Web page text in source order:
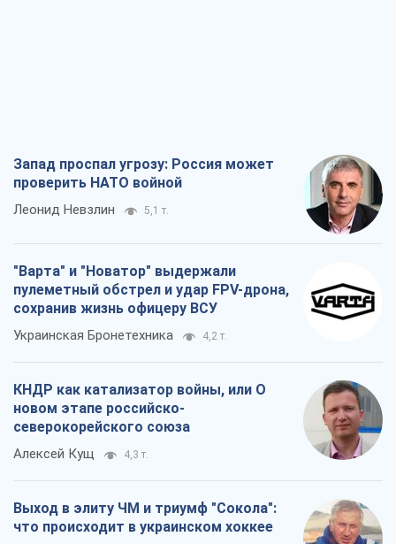
Запад проспал угрозу: Россия может
проверить НАТО войной
Леонид Невзлин 5,1 т.
"Варта" и "Новатор" выдержали
пулеметный обстрел и удар FPV-дрона,
сохранив жизнь офицеру ВСУ
Украинская Бронетехника 4,2 т.
КНДР как катализатор войны, или О
новом этапе российско-
северокорейского союза
Алексей Кущ 4,3 т.
Выход в элиту ЧМ и триумф "Сокола":
что происходит в украинском хоккее